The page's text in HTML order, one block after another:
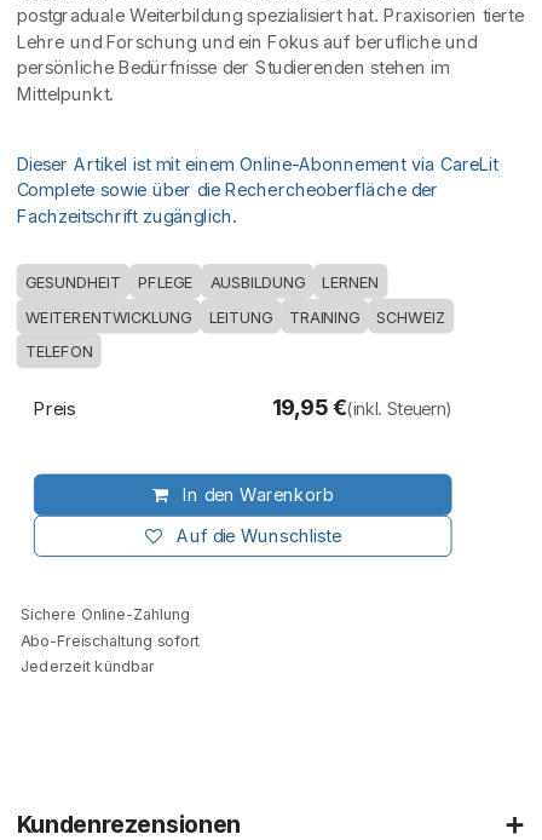
postgraduale Weiterbildung spezialisiert hat. Praxisorien tierte
Lehre und Forschung und ein Fokus auf berufliche und
persönliche Bedürfnisse der Studierenden stehen im
Mittelpunkt.
Dieser Artikel ist mit einem Online-Abonnement via CareLit
Complete sowie über die Rechercheoberfläche der
Fachzeitschrift zugänglich.
GESUNDHEIT PFLEGE AUSBILDUNG LERNEN
WEITERENTWICKLUNG LEITUNG TRAINING
SCHWEIZ
TELEFON
In den Warenkorb
Auf die Wunschliste
Preis 19,95€(inkl. Steuern)
Sichere Online-Zahlung
Abo-Freischaltung sofort
Jederzeit kündbar
Kundenrezensionen